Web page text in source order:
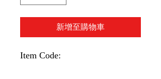
新增至購物車
Item Code: